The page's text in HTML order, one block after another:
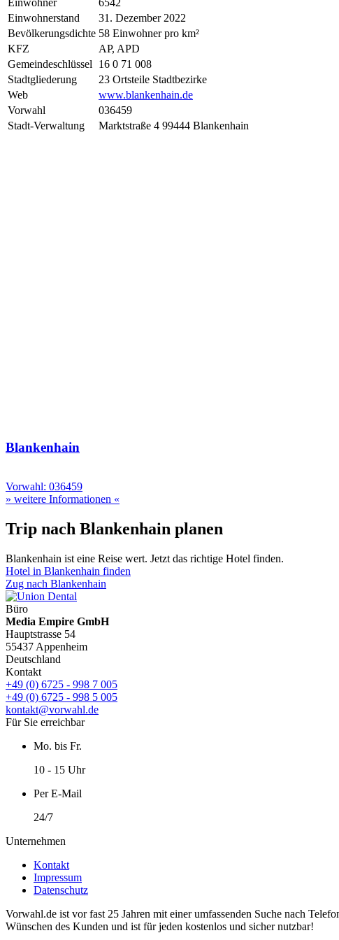
Einwohnerstand
31. Dezember 2022
Bevölkerungsdichte 58 Einwohner pro km²
KFZ
AP, APD
Gemeindeschlüssel
16 0 71 008
Stadtgliederung
23 Ortsteile Stadtbezirke
Web
www.blankenhain.de
Vorwahl
036459
Stadt-Verwaltung
Marktstraße 4 99444 Blankenhain
Blankenhain
Vorwahl: 036459
» weitere Informationen «
Trip nach Blankenhain planen
Blankenhain ist eine Reise wert. Jetzt das richtige Hotel finden.
Hotel in Blankenhain finden
Zug nach Blankenhain
Büro
Media Empire GmbH
Hauptstrasse 54
55437 Appenheim
Deutschland
Kontakt
+49 (0) 6725 - 998 7 005
+49 (0) 6725 - 998 5 005
kontakt@vorwahl.de
Für Sie erreichbar
Mo. bis Fr.
10 - 15 Uhr
Per E-Mail
24/7
Unternehmen
Kontakt
Impressum
Datenschutz
Vorwahl.de ist vor fast 25 Jahren mit einer umfassenden Suche nach
Wünschen des Kunden und ist für jeden kostenlos und sicher nutzbar!